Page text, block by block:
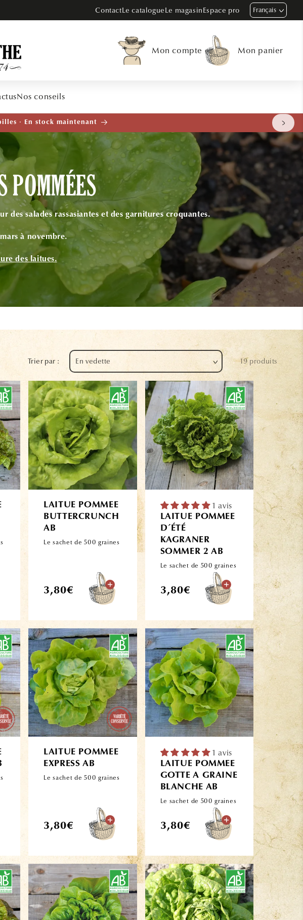
ContactLe catalogueLe magasinEspace pro Français
Mon compte Mon panier
Nos conseils
· En stock maintenant
POMMÉES
des salades rassasiantes et des garnitures croquantes.
à novembre.
des laitues.
Trier par : 19 produits
LAITUE POMMEE
BUTTERCRUNCH
AB
Le sachet de 500 graines
Prix
3,80€
1 avis
LAITUE POMMEE
D´ÉTÉ
KAGRANER
SOMMER 2 AB
Le sachet de 500 graines
Prix
3,80€
LAITUE POMMEE
EXPRESS AB
Le sachet de 500 graines
Prix
3,80€
1 avis
LAITUE POMMEE
GOTTE A GRAINE
BLANCHE AB
Le sachet de 500 graines
Prix
3,80€